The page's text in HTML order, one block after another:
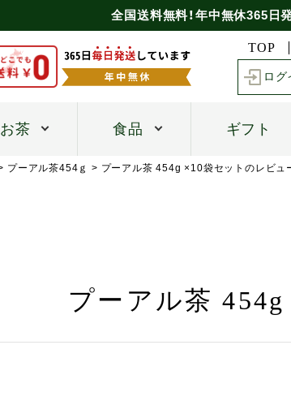
全国送料無料！年中無休365日
TOP
ログ
お茶 食品 ギフト
プーアル茶454ｇ プーアル茶 454g ×10袋セットのレビュ
プーアル茶